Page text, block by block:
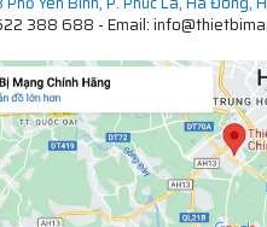
388 688 - Email: